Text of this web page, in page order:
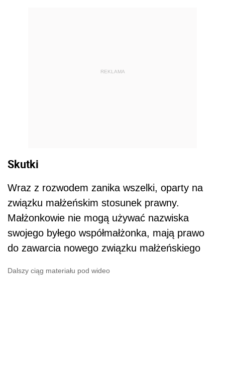
REKLAMA
Skutki
Wraz z rozwodem zanika wszelki, oparty na
związku małżeńskim stosunek prawny.
Małżonkowie nie mogą używać nazwiska
swojego byłego współmałżonka, mają prawo
do zawarcia nowego związku małżeńskiego
Dalszy ciąg materiału pod wideo